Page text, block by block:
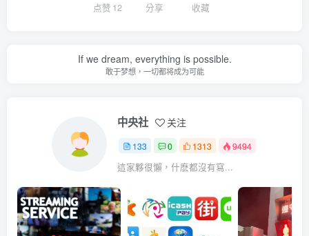
点赞 12 分享 收藏
If we dream, everything is possible.
敢于梦想，一切都将成为可能
中央社 关注
133 0 1313 9494
這家夥很懶，什麽都沒有寫...